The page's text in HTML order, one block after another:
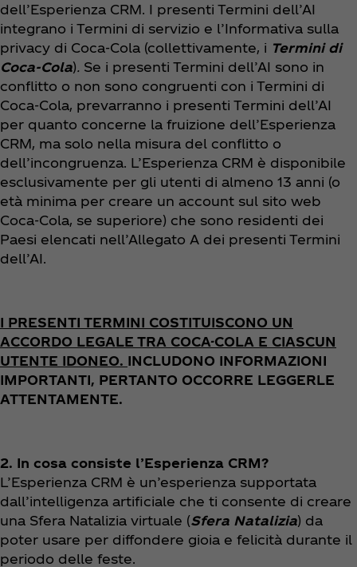
dell’Esperienza CRM. I presenti Termini dell’AI
integrano i Termini di servizio e l’Informativa sulla
privacy di Coca‑Cola (collettivamente, i Termini di
Coca‑Cola). Se i presenti Termini dell’AI sono in
conflitto o non sono congruenti con i Termini di
Coca‑Cola, prevarranno i presenti Termini dell’AI
per quanto concerne la fruizione dell’Esperienza
CRM, ma solo nella misura del conflitto o
dell’incongruenza. L’Esperienza CRM è disponibile
esclusivamente per gli utenti di almeno 13 anni (o
età minima per creare un account sul sito web
Coca‑Cola, se superiore) che sono residenti dei
Paesi elencati nell’Allegato A dei presenti Termini
dell’AI.
I PRESENTI TERMINI COSTITUISCONO UN
ACCORDO LEGALE TRA COCA-COLA E CIASCUN
UTENTE IDONEO. INCLUDONO INFORMAZIONI
IMPORTANTI, PERTANTO OCCORRE LEGGERLE
ATTENTAMENTE.
2. In cosa consiste l’Esperienza CRM?
L’Esperienza CRM è un’esperienza supportata
dall’intelligenza artificiale che ti consente di creare
una Sfera Natalizia virtuale (Sfera Natalizia) da
poter usare per diffondere gioia e felicità durante il
periodo delle feste.